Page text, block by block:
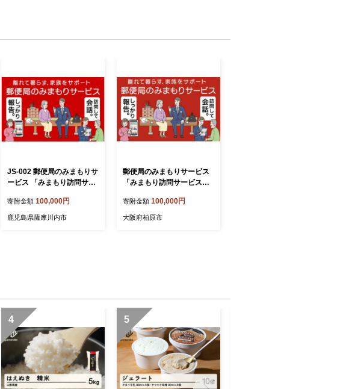
JS-002 郵便局のみまもりサ
ービス 「みまもり訪問サー
寄附金額 100,000円
鹿児島県薩摩川内市
郵便局のみまもりサービス
「みまもり訪問サービス」
寄附金額 100,000円
大阪府柏原市
4 5